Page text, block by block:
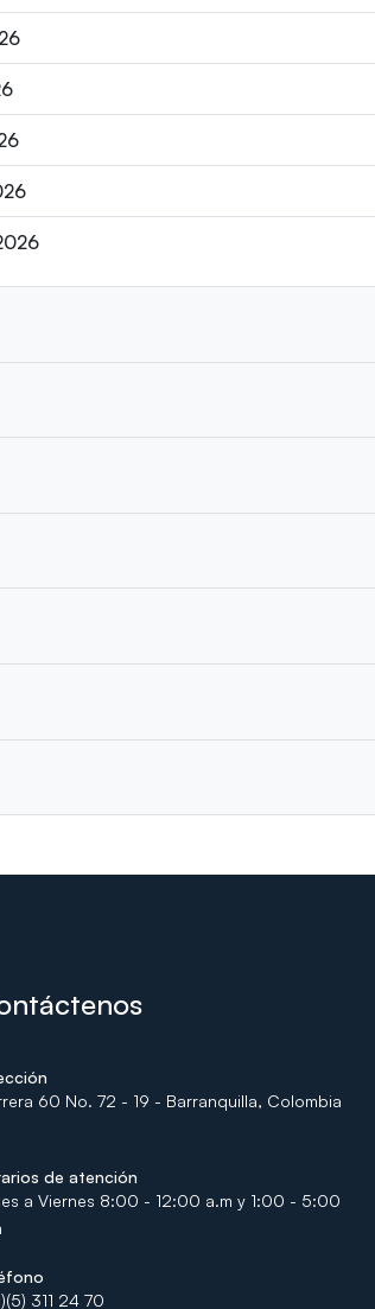
60 No. 72 - 19 - Barranquilla, Colombia
de atención
a Viernes 8:00 - 12:00 a.m y 1:00 - 5:00
311 24 70